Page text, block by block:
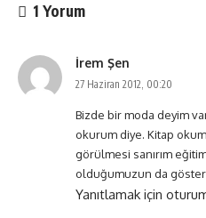
1 Yorum
İrem Şen
27 Haziran 2012, 00:20
Bizde bir moda deyim
okurum diye. Kitap
görülmesi sanırım
olduğumuzun da
Yanıtlamak için